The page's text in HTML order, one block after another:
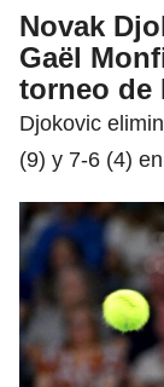
Novak
Gaël
torneo de
Djokovic
(9) y 7-6 (4)